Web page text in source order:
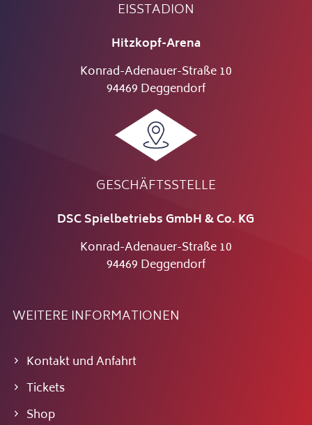
EISSTADION
Hitzkopf-Arena
Konrad-Adenauer-Straße 10
94469 Deggendorf
GESCHÄFTSSTELLE
DSC Spielbetriebs GmbH & Co. KG
Konrad-Adenauer-Straße 10
94469 Deggendorf
WEITERE INFORMATIONEN
Kontakt und Anfahrt
Tickets
Shop